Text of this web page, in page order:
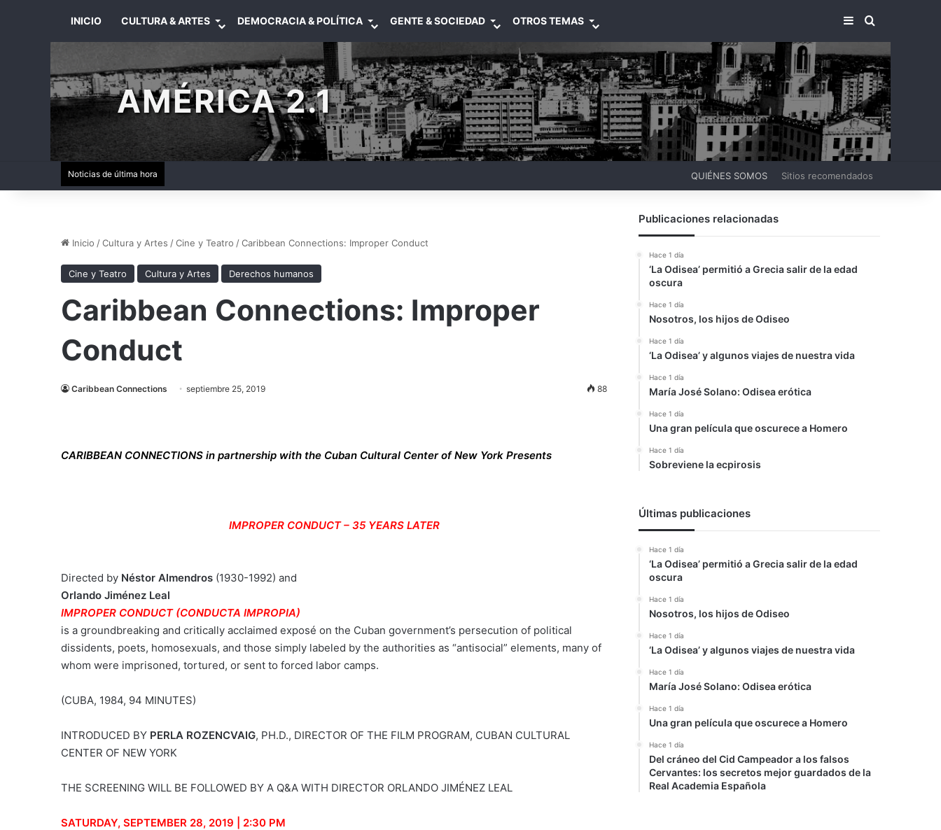
INICIO CULTURA & ARTES DEMOCRACIA & POLÍTICA GENTE & SOCIEDAD OTROS TEMAS BARRA LATERAL
BUSCAR
AMÉRICA 2.1
Noticias de última hora QUIÉNES SOMOS Sitios recomendados
Inicio /Cultura y Artes /Cine y Teatro /Caribbean Connections: Improper Conduct
Cine y Teatro Cultura y Artes Derechos humanos
Caribbean Connections: Improper
Conduct
Caribbean Connections septiembre 25, 2019 88
CARIBBEAN CONNECTIONS in partnership with the Cuban Cultural Center of New York Presents
IMPROPER CONDUCT – 35 YEARS LATER
Directed by Néstor Almendros (1930-1992) and
Orlando Jiménez Leal
IMPROPER CONDUCT (CONDUCTA IMPROPIA)
is a groundbreaking and critically acclaimed exposé on the Cuban government’s persecution of political
dissidents, poets, homosexuals, and those simply labeled by the authorities as “antisocial” elements, many of
whom were imprisoned, tortured, or sent to forced labor camps.
(CUBA, 1984, 94 MINUTES)
INTRODUCED BY PERLA ROZENCVAIG, PH.D., DIRECTOR OF THE FILM PROGRAM, CUBAN CULTURAL
CENTER OF NEW YORK
THE SCREENING WILL BE FOLLOWED BY A Q&A WITH DIRECTOR ORLANDO JIMÉNEZ LEAL
SATURDAY, SEPTEMBER 28, 2019 | 2:30 PM
Publicaciones relacionadas
Hace 1 día
‘La Odisea’ permitió a Grecia salir de la edad
oscura
Hace 1 día
Nosotros, los hijos de Odiseo
Hace 1 día
‘La Odisea’ y algunos viajes de nuestra vida
Hace 1 día
María José Solano: Odisea erótica
Hace 1 día
Una gran película que oscurece a Homero
Hace 1 día
Sobreviene la ecpirosis
Últimas publicaciones
Hace 1 día
‘La Odisea’ permitió a Grecia salir de la edad
oscura
Hace 1 día
Nosotros, los hijos de Odiseo
Hace 1 día
‘La Odisea’ y algunos viajes de nuestra vida
Hace 1 día
María José Solano: Odisea erótica
Hace 1 día
Una gran película que oscurece a Homero
Hace 1 día
Del cráneo del Cid Campeador a los falsos
Cervantes: los secretos mejor guardados de la
Real Academia Española